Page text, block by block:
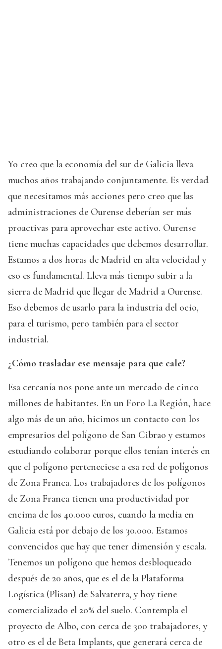
Yo creo que la economía del sur de Galicia lleva
muchos años trabajando conjuntamente. Es verdad
que necesitamos más acciones pero creo que las
administraciones de Ourense deberían ser más
proactivas para aprovechar este activo. Ourense
tiene muchas capacidades que debemos desarrollar.
Estamos a dos horas de Madrid en alta velocidad y
eso es fundamental. Lleva más tiempo subir a la
sierra de Madrid que llegar de Madrid a Ourense.
Eso debemos de usarlo para la industria del ocio,
para el turismo, pero también para el sector
industrial.
¿Cómo trasladar ese mensaje para que cale?
Esa cercanía nos pone ante un mercado de cinco
millones de habitantes. En un Foro La Región, hace
algo más de un año, hicimos un contacto con los
empresarios del polígono de San Cibrao y estamos
estudiando colaborar porque ellos tenían interés en
que el polígono perteneciese a esa red de polígonos
de Zona Franca. Los trabajadores de los polígonos
de Zona Franca tienen una productividad por
encima de los 40.000 euros, cuando la media en
Galicia está por debajo de los 30.000. Estamos
convencidos que hay que tener dimensión y escala.
Tenemos un polígono que hemos desbloqueado
después de 20 años, que es el de la Plataforma
Logística (Plisan) de Salvaterra, y hoy tiene
comercializado el 20% del suelo. Contempla el
proyecto de Albo, con cerca de 300 trabajadores, y
otro es el de Beta Implants, que generará cerca de